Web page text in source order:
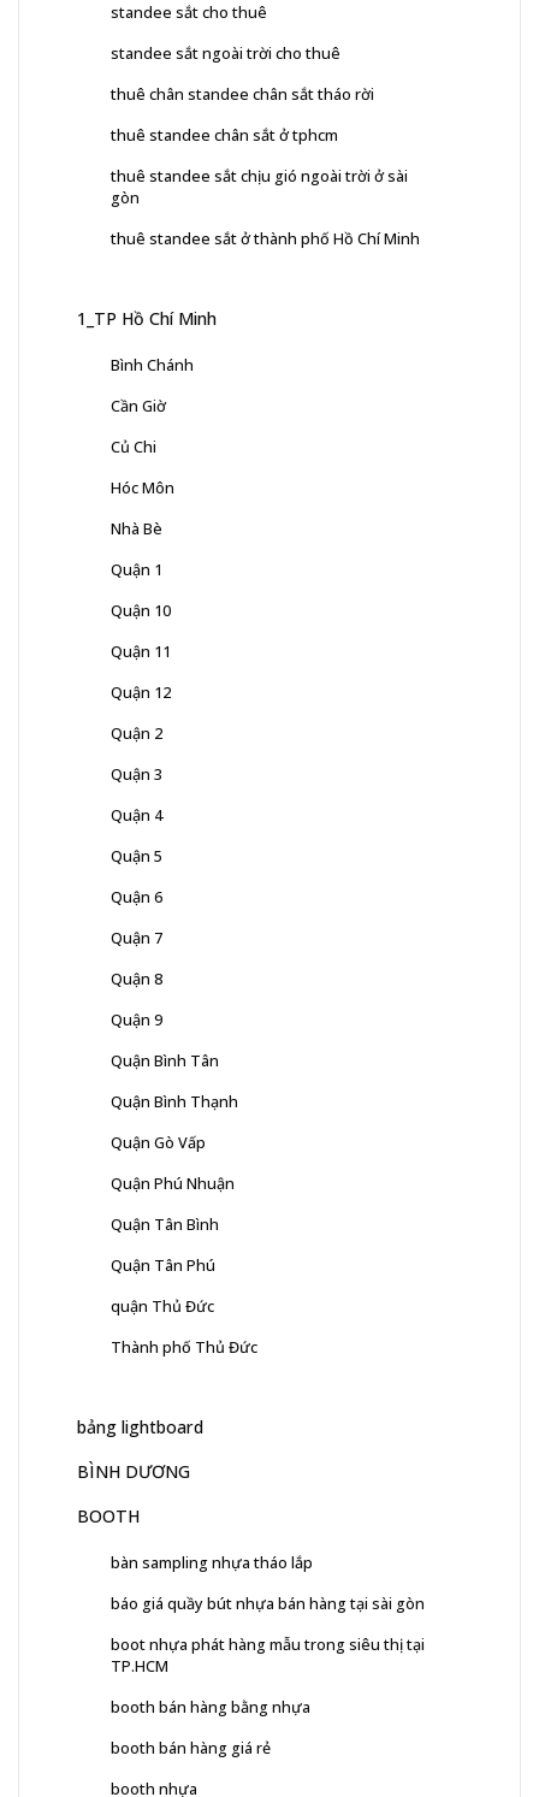
standee sắt cho thuê
standee sắt ngoài trời cho thuê
thuê chân standee chân sắt tháo rời
thuê standee chân sắt ở tphcm
thuê standee sắt chịu gió ngoài trời ở sài
gòn
thuê standee sắt ở thành phố Hồ Chí Minh
1_TP Hồ Chí Minh
Bình Chánh
Cần Giờ
Củ Chi
Hóc Môn
Nhà Bè
Quận 1
Quận 10
Quận 11
Quận 12
Quận 2
Quận 3
Quận 4
Quận 5
Quận 6
Quận 7
Quận 8
Quận 9
Quận Bình Tân
Quận Bình Thạnh
Quận Gò Vấp
Quận Phú Nhuận
Quận Tân Bình
Quận Tân Phú
quận Thủ Đức
Thành phố Thủ Đức
bảng lightboard
BÌNH DƯƠNG
BOOTH
bàn sampling nhựa tháo lắp
báo giá quầy bút nhựa bán hàng tại sài gòn
boot nhựa phát hàng mẫu trong siêu thị tại
TP.HCM
booth bán hàng bằng nhựa
booth bán hàng giá rẻ
booth nhựa